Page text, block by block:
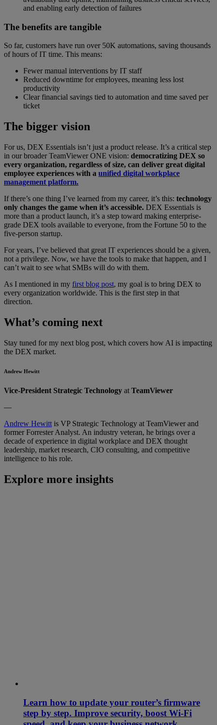
and enabling early detection of failures
The benefits are tangible
So far, customers have run over 50K automations, saving thousands
of hours of IT time. This means:
Fewer manual interventions by IT staff
Reduced downtime for employees, meaning less lost
productivity
Clear financial savings tied to automation and time saved per
ticket
The bigger vision
For us, DEX Essentials isn’t just a product release. It’s a critical step
in our broader TeamViewer ONE vision: democratizing DEX so
every organization, regardless of size, can deliver great digital
employee experiences with a unified digital workplace
management platform.
If there’s one thing I’ve learned from my career, it’s this: technology
only changes the game when it’s accessible. DEX Essentials is
more than a product launch, it’s a step toward making enterprise-
grade DEX tools available to everyone, from the Fortune 50 to the
five-person startup.
For years, I’ve believed that great IT experiences should be a given,
not a privilege. Now, we have the tools to make that happen, and I
can’t wait to see what SMBs will do with them.
As I mentioned in my first blog post, my goal is to bring DEX to
every organization worldwide. This is the first step in that
direction.
What’s coming next
Stay tuned for my next blog post, which covers how AI is impacting
the DEX market.
Andrew Hewitt
Vice-President Strategic Technology at TeamViewer
—
Andrew Hewitt is VP Strategic Technology at TeamViewer and
former Forrester Analyst. An industry veteran, he brings over a
decade of experience in digital workplace and DEX thought
leadership, market research, CIO consulting, and competitive
intelligence to his role.
Explore more insights
Learn how to update your router’s firmware
step by step. Improve security, boost Wi-Fi